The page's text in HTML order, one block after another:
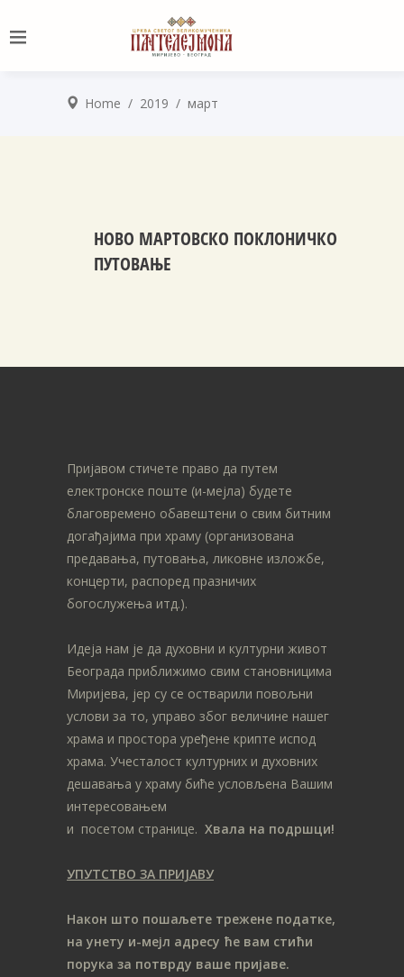
Home / 2019 / март
НОВО МАРТОВСКО ПОКЛОНИЧКО
ПУТОВАЊЕ
Пријавом стичете право да путем
електронске поште (и-мејла) будете
благовремено обавештени о свим битним
догађајима при храму (организована
предавања, путовања, ликовне изложбе,
концерти, распоред празничих
богослужења итд.).
Идеја нам је да духовни и културни живот
Београда приближимо свим становницима
Миријева, јер су се остварили повољни
услови за то, управо због величине нашег
храма и простора уређене крипте испод
храма. Учесталост културних и духовних
дешавања у храму биће условљена Вашим
интересовањем
и посетом странице. Хвала на подршци!
УПУТСТВО ЗА ПРИЈАВУ
Након што пошаљете трежене податке,
на унету и-мејл адресу ће вам стићи
порука за потврду ваше пријаве.